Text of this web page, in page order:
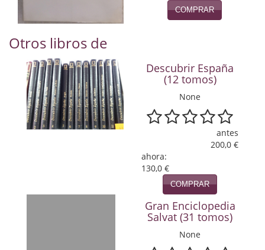
Papás, Mamás, Bebés…
Poesía
Política
COMPRAR
Otros libros de
Descubrir España
(12 tomos)
None
antes
200,0 €
ahora:
130,0 €
COMPRAR
Gran Enciclopedia
Salvat (31 tomos)
None